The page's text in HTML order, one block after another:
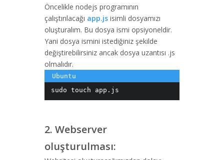
Öncelikle nodejs programının
çalıştırılacağı app.js isimli dosyamızı
oluşturalım. Bu dosya ismi opsiyoneldir.
Yani dosya ismini istediğiniz şekilde
değiştirebilirsiniz ancak dosya uzantısı .js
olmalıdır.
2. Webserver
oluşturulması: